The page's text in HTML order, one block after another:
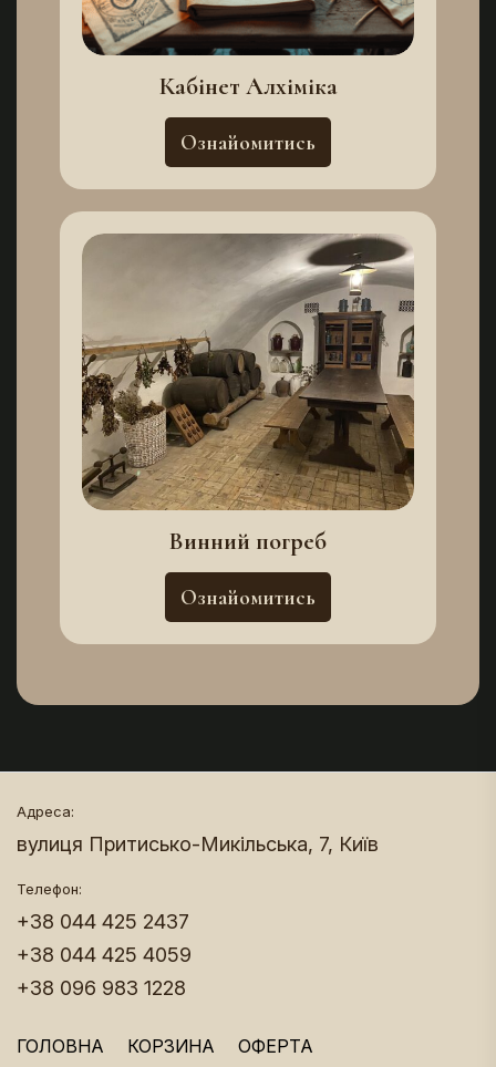
Кабінет Алхіміка
Ознайомитись
Винний погреб
Ознайомитись
Адреса:
вулиця Притисько-Микільська, 7, Київ
Телефон:
+38 044 425 2437
+38 044 425 4059
+38 096 983 1228
ГОЛОВНА КОРЗИНА ОФЕРТА